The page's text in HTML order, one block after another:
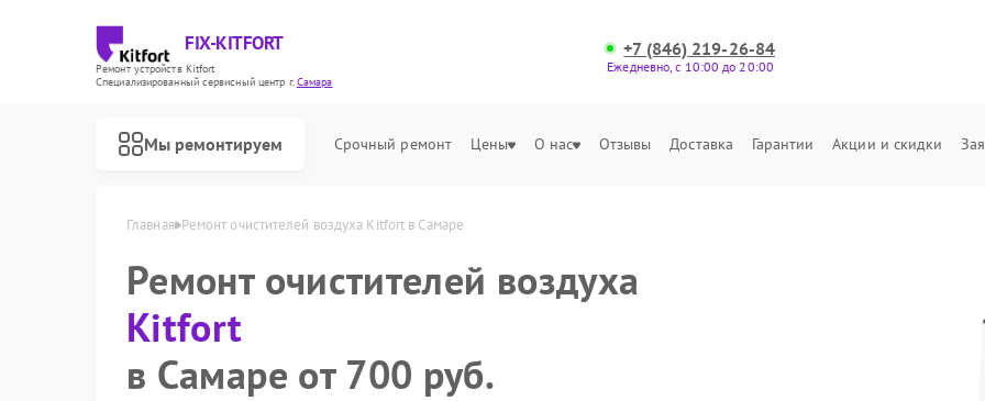
FIX-KITFORT
Ремонт устройств Kitfort
Специализированный cервисный центр г.Самара
+7 (846) 219-26-84
Ежедневно, с 10:00 до 20:00
Мы ремонтируем Срочный ремонт Цены О нас Отзывы Доставка Гарантии Акции и скидки
Главная Ремонт очистителей воздуха Kitfort в Самаре
Ремонт очистителей воздуха
Kitfort
в Самаре от 700 руб.